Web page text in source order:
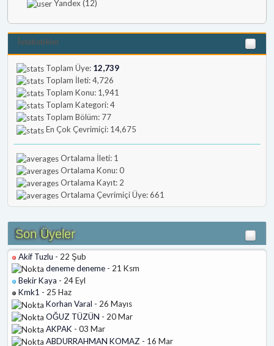
Yandex (12)
İstatistikler
Toplam Üye: 12,739
Toplam İleti: 4,726
Toplam Konu: 1,941
Toplam Kategori: 4
Toplam Bölüm: 77
En Çok Çevrimiçi: 14,675
Ortalama İleti: 1
Ortalama Konu: 0
Ortalama Kayıt: 2
Ortalama Çevrimiçi Üye: 661
Son Üyeler
Akif Tuzlu - 22 Şub
deneme deneme - 21 Ksm
Bekir Kaya - 24 Eyl
Kmk1 - 25 Haz
Korhan Varal - 26 Mayıs
OĞUZ TÜZÜN - 20 Mar
AKPAK - 03 Mar
ABDURRAHMAN KOMAZ - 16 Mar